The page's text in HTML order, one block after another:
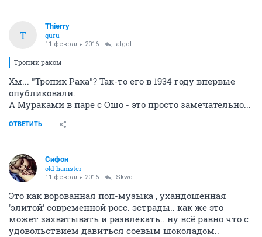
T
Thierry
guru
11 февраля 2016 аlgоl
Тропик раком
Хм... "Тропик Рака"? Так-то его в 1934 году впервые
опубликовали.
А Мураками в паре с Ошо - это просто замечательно...
ОТВЕТИТЬ
Сифон
old hamster
11 февраля 2016 SkwоT
Это как ворованная поп-музыка , ухандошенная
'элитой' современной росс. эстрады.. как же это
может захватывать и развлекать.. ну всё равно что с
удовольствием давиться соевым шоколадом..